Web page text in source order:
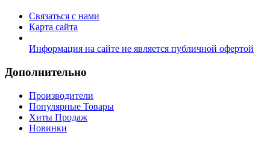
Связаться с нами
Карта сайта
Информация на сайте не является публичной офертой
Дополнительно
Производители
Популярные Товары
Хиты Продаж
Новинки